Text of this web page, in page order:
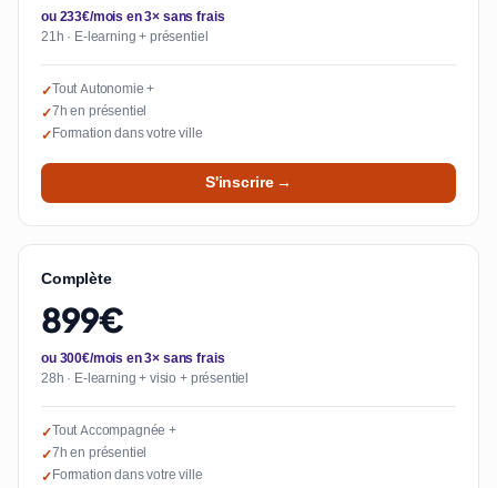
ou 233€/mois en 3× sans frais
21h · E-learning + présentiel
✓Tout Autonomie +
✓7h en présentiel
✓Formation dans votre ville
S'inscrire →
Complète
899€
ou 300€/mois en 3× sans frais
28h · E-learning + visio + présentiel
✓Tout Accompagnée +
✓7h en présentiel
✓Formation dans votre ville